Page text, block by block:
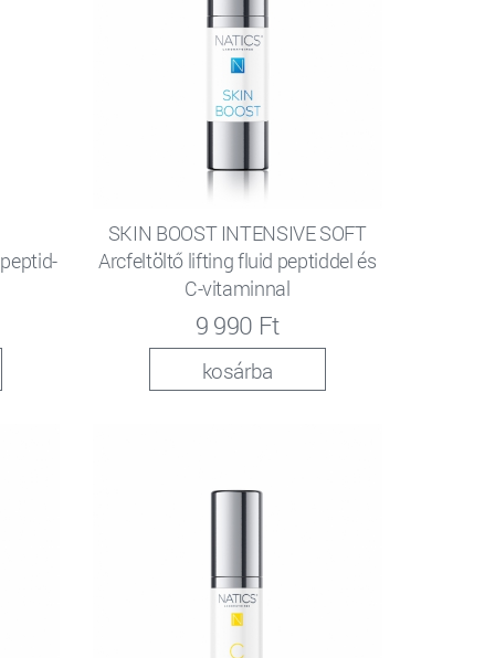
SKIN BOOST INTENSIVE SOFT
Arcfeltöltő lifting fluid peptiddel és
C-vitaminnal
9 990 Ft
kosárba